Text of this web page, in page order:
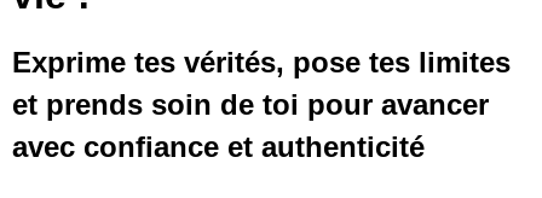
Exprime tes vérités, pose tes limites
et prends soin de toi pour avancer
avec confiance et authenticité